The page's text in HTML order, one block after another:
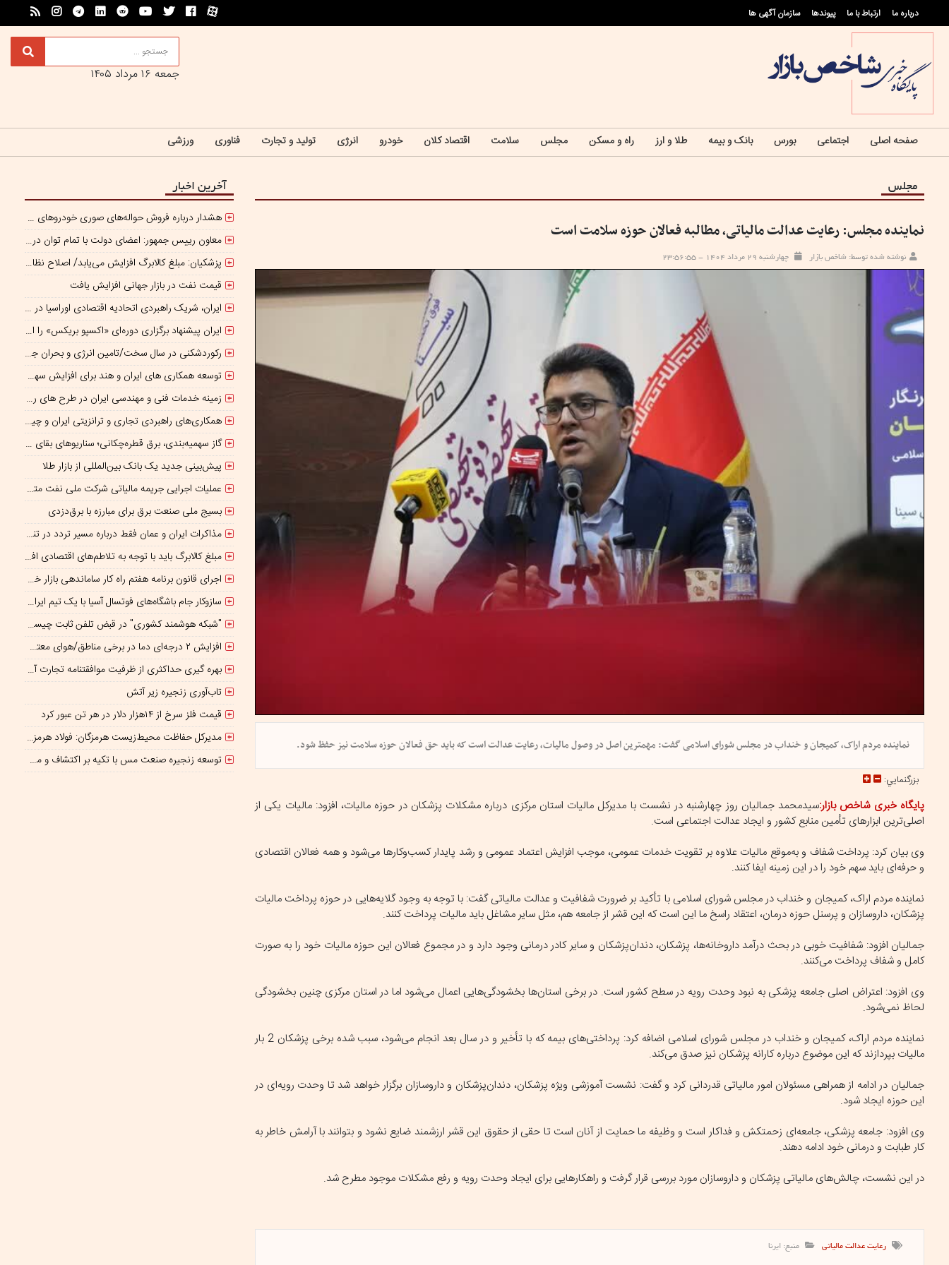
درباره ما ارتباط با ما پيوندها سازمان آگهی ها
جمعه ۱۶ مرداد ۱۴۰۵
صفحه اصلی اجتماعی بورس بانک و بیمه طلا و ارز راه و مسکن مجلس سلامت اقتصاد کلان خودرو انرژی تولید و تجارت فناوری ورزشی
مجلس
نماینده مجلس: رعایت عدالت مالیاتی، مطالبه فعالان حوزه سلامت است
نوشته شده توسط: شاخص بازار چهارشنبه ۲۹ مرداد ۱۴۰۴ - ۲۳:۵۶:۵۵
نماینده مردم اراک، کمیجان و خنداب در مجلس شورای اسلامی گفت: مهمترین اصل در وصول مالیات، رعایت عدالت است که باید حق فعالان حوزه سلامت نیز حفظ شود.
بزرگنمايي:
پایگاه خبری شاخص بازار:سیدمحمد جمالیان روز چهارشنبه در نشست با مدیرکل مالیات استان مرکزی درباره مشکلات پزشکان در حوزه مالیات، افزود: مالیات یکی از
اصلی‌ترین ابزارهای تأمین منابع کشور و ایجاد عدالت اجتماعی است.
وی بیان کرد: پرداخت شفاف و به‌موقع مالیات علاوه بر تقویت خدمات عمومی، موجب افزایش اعتماد عمومی و رشد پایدار کسب‌وکارها می‌شود و همه فعالان اقتصادی
و حرفه‌ای باید سهم خود را در این زمینه ایفا کنند.
نماینده مردم اراک، کمیجان و خنداب در مجلس شورای اسلامی با تأکید بر ضرورت شفافیت و عدالت مالیاتی گفت: با توجه به وجود گلایه‌هایی در حوزه پرداخت مالیات
پزشکان، داروسازان و پرسنل حوزه درمان، اعتقاد راسخ ما این است که این قشر از جامعه هم، مثل سایر مشاغل باید مالیات پرداخت کنند.
جمالیان افزود: شفافیت خوبی در بحث درآمد داروخانه‌ها، پزشکان، دندان‌پزشکان و سایر کادر درمانی وجود دارد و در مجموع فعالان این حوزه مالیات خود را به صورت
کامل و شفاف پرداخت می‌کنند.
وی افزود: اعتراض اصلی جامعه پزشکی به نبود وحدت رویه در سطح کشور است. در برخی استان‌ها بخشودگی‌هایی اعمال می‌شود اما در استان مرکزی چنین بخشودگی
لحاظ نمی‌شود.
نماینده مردم اراک، کمیجان و خنداب در مجلس شورای اسلامی اضافه کرد: پرداختی‌های بیمه که با تأخیر و در سال بعد انجام می‌شود، سبب شده برخی پزشکان 2 بار
مالیات بپردازند که این موضوع درباره کارانه پزشکان نیز صدق می‌کند.
جمالیان در ادامه از همراهی مسئولان امور مالیاتی قدردانی کرد و گفت: نشست آموزشی ویژه پزشکان، دندان‌پزشکان و داروسازان برگزار خواهد شد تا وحدت رویه‌ای در
این حوزه ایجاد شود.
وی افزود: جامعه پزشکی، جامعه‌ای زحمتکش و فداکار است و وظیفه ما حمایت از آنان است تا حقی از حقوق این قشر ارزشمند ضایع نشود و بتوانند با آرامش خاطر به
کار طبابت و درمانی خود ادامه دهند.
در این نشست، چالش‌های مالیاتی پزشکان و داروسازان مورد بررسی قرار گرفت و راهکارهایی برای ایجاد وحدت رویه و رفع مشکلات موجود مطرح شد.
رعایت عدالت مالیاتی منبع: ایرنا
آخرین اخبار
هشدار درباره فروش حواله‌های صوری خودروهای وارداتی
معاون رییس جمهور: اعضای دولت با تمام توان در کنار رئیس جمهوری برای ایران ایستاده‌اند
پزشکیان: مبلغ کالابرگ افزایش می‌یابد/ اصلاح نظام بانکی ادامه دارد
قیمت نفت در بازار جهانی افزایش یافت
ایران، شریک راهبردی اتحادیه اقتصادی اوراسیا در مسیر توسعه تجارت و همگرایی منطقه‌ای
ایران پیشنهاد برگزاری دوره‌ای «اکسپو بریکس» را ارائه کرد
رکوردشکنی در سال سخت/تامین انرژی و بحران جنگ
توسعه همکاری های ایران و هند برای افزایش سهم مبادلات تجاری
زمینه خدمات فنی و مهندسی ایران در طرح های روسیه تسهیل شود/ جذب سرمایه‌گذاران روسی در معادن ایران
همکاری‌های راهبردی تجاری و ترانزیتی ایران و چین گسترش می یابد
گاز سهمیه‌بندی، برق قطره‌چکانی؛ سناریوهای بقای صنعت فولاد در برزخ ناترازی و ریسک‌های ژئوپلیتیک
پیش‌بینی جدید یک بانک بین‌المللی از بازار طلا
عملیات اجرایی جریمه مالیاتی شرکت ملی نفت متوقف شده است
بسیج ملی صنعت برق برای مبارزه با برق‌دزدی
مذاکرات ایران و عمان فقط درباره مسیر تردد در تنگه است/ امروز جایگاه بازدارندگی تنگه هرمز از بمب اتم هم بالاتر است
مبلغ کالابرگ باید با توجه به تلاطم‌های اقتصادی افزایش پیدا کند
اجرای قانون برنامه هفتم راه کار ساماندهی بازار خودرو است
سازوکار جام باشگاه‌های فوتسال آسیا با یک تیم ایرانی/پایان بازیکن قرضی؟
"شبکه هوشمند کشوری" در قبض تلفن ثابت چیست؟
افزایش ۲ درجه‌ای دما در برخی مناطق/هوای معتدل در نوار شمالی ایران
بهره گیری حداکثری از ظرفیت موافقتنامه تجارت آزاد ایران و روسیه
تاب‌آوری زنجیره زیر آتش
قیمت فلز سرخ از ۱۴هزار دلار در هر تن عبور کرد
مدیرکل حفاظت محیط‌زیست هرمزگان: فولاد هرمزگان با اقتصاد چرخشی، نگاه تازه‌ای به توسعه صنعت فولاد ارائه کرده است
توسعه زنجیره صنعت مس با تکیه بر اکتشاف و مدل‌های نوین تأمین مالی شتاب می‌گیرد